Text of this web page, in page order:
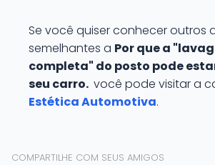
Se você quiser conhecer outros
semelhantes a Por que a
completa" do posto pode
seu carro. você pode visitar a
Estética Automotiva.
COMPARTILHE COM SEUS AMIGOS